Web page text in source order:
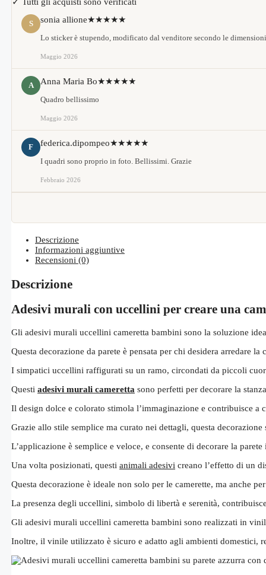
S sonia allione★★★★★
Lo sticker è stupendo, modificato dal venditore secondo le
Maggio 2026
A Anna Maria Bo★★★★★
Quadro bellissimo
Maggio 2026
F federica.dipompeo★★★★★
I quadri sono proprio in foto. Bellissimi. Grazie
Febbraio 2026
Descrizione
Informazioni aggiuntive
Recensioni (0)
Descrizione
Adesivi murali con uccellini per creare una
Gli adesivi murali uccellini cameretta bambini sono la soluzione
Questa decorazione da parete è pensata per chi desidera arredare
I simpatici uccellini raffigurati su un ramo, circondati da piccoli
Questi adesivi murali cameretta sono perfetti per decorare la
Il design dolce e colorato stimola l’immaginazione e contribuisce a
Grazie allo stile semplice ma curato nei dettagli, questa
L’applicazione è semplice e veloce, e consente di decorare la
Una volta posizionati, questi animali adesivi creano l’effetto di un
Questa decorazione è ideale non solo per le camerette, ma anche
La presenza degli uccellini, simbolo di libertà e serenità,
Gli adesivi murali uccellini cameretta bambini sono realizzati in
Inoltre, il vinile utilizzato è sicuro e adatto agli ambienti domestici,